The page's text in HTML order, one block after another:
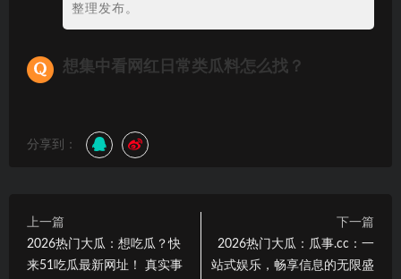
整理发布。
想集中看网红日常类瓜料怎么找？
分享到：
上一篇
2026热门大瓜：想吃瓜？快
来51吃瓜最新网址！ 真实事
下一篇
2026热门大瓜：瓜事.cc：一
站式娱乐，畅享信息的无限盛